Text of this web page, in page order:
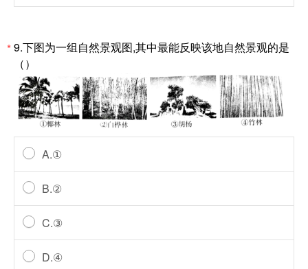
*9.下图为一组自然景观图,其中最能反映该地自然景观的是
（）
A.①
B.②
C.③
D.④